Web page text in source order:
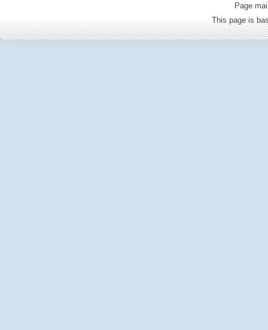
Page
This page is